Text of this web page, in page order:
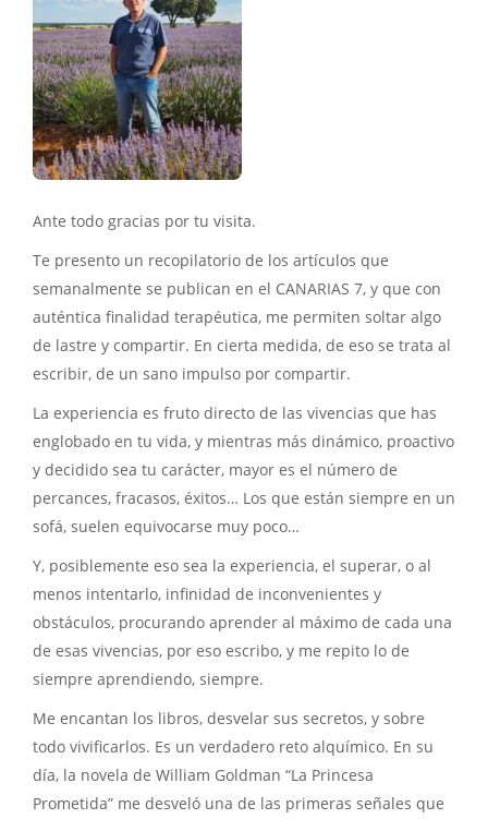
Ante todo gracias por tu visita.
Te presento un recopilatorio de los artículos que
semanalmente se publican en el CANARIAS 7, y que con
auténtica finalidad terapéutica, me permiten soltar algo
de lastre y compartir. En cierta medida, de eso se trata al
escribir, de un sano impulso por compartir.
La experiencia es fruto directo de las vivencias que has
englobado en tu vida, y mientras más dinámico, proactivo
y decidido sea tu carácter, mayor es el número de
percances, fracasos, éxitos… Los que están siempre en un
sofá, suelen equivocarse muy poco…
Y, posiblemente eso sea la experiencia, el superar, o al
menos intentarlo, infinidad de inconvenientes y
obstáculos, procurando aprender al máximo de cada una
de esas vivencias, por eso escribo, y me repito lo de
siempre aprendiendo, siempre.
Me encantan los libros, desvelar sus secretos, y sobre
todo vivificarlos. Es un verdadero reto alquímico. En su
día, la novela de William Goldman “La Princesa
Prometida” me desveló una de las primeras señales que